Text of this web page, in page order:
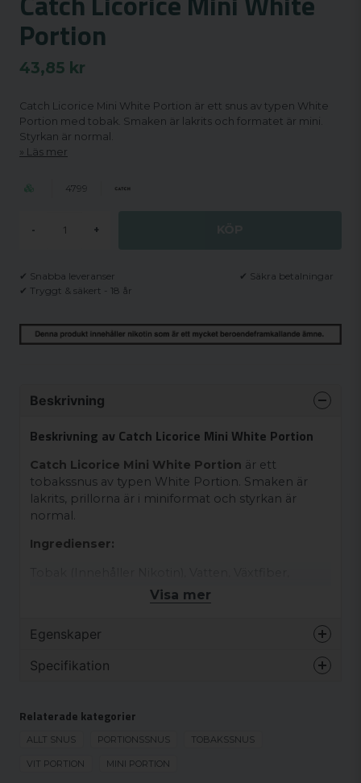
Portion
43,85 kr
Catch Licorice Mini White Portion är ett snus av typen White
Portion med tobak. Smaken är lakrits och formatet är mini.
Styrkan är normal.
Läs mer
4799
- +
✔ Snabba leveranser
✔ Säkra betalningar
✔ Tryggt & säkert - 18 år
Beskrivning
Beskrivning av Catch Licorice Mini White Portion
Catch Licorice Mini White Portion är ett
tobakssnus av typen White Portion. Smaken är
lakrits, prillorna är i miniformat och styrkan är
normal.
Ingredienser:
Fuktighetsbevarande Medel (E 1520), Salt,
Surhetsreglerande Medel (E 500), Aromer
Visa mer
Egenskaper
Varumärke
Format
Styrka
Normal
Produkttyp
Specifikation
Relaterade kategorier
ALLT SNUS PORTIONSSNUS TOBAKSSNUS
VIT PORTION MINI PORTION